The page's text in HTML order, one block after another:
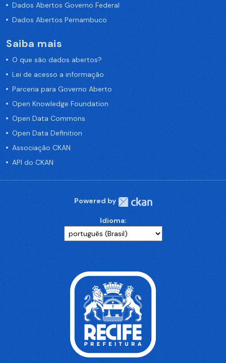
Dados Abertos Governo Federal
Dados Abertos Pernambuco
Saiba mais
O que são dados abertos?
Lei de acesso a informação
Parceria para Governo Aberto
Open Knowledge Foundation
Open Data Commons
Open Data Definition
Associação CKAN
API do CKAN
Powered by
Idioma